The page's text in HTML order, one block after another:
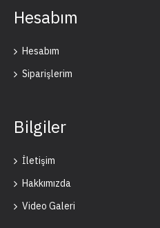
Hesabım
Hesabım
Siparişlerim
Bilgiler
İletişim
Hakkımızda
Video Galeri